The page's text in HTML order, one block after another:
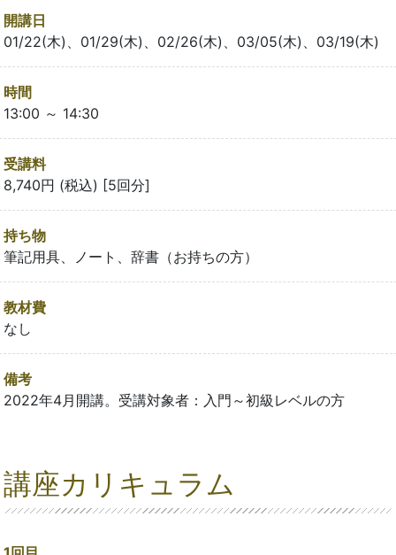
開講日
01/22(木)、01/29(木)、02/26(木)、03/05(木)、03/19(木)
時間
13:00 ～ 14:30
受講料
8,740円 (税込) [5回分]
持ち物
筆記用具、ノート、辞書（お持ちの方）
教材費
なし
備考
2022年4月開講。受講対象者：入門～初級レベルの方
講座カリキュラム